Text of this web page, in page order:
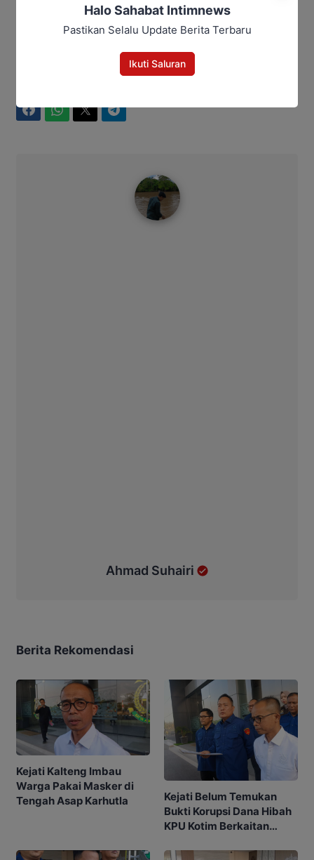
Ditsamapta Polda Kalteng Irjen Pol Iwan Kurniawan
Ahmad Suhairi
Berita Rekomendasi
Kejati Kalteng Imbau
Warga Pakai Masker di
Tengah Asap Karhutla
Kejati Belum Temukan
Bukti Korupsi Dana Hibah
KPU Kotim Berkaitan
Halo Sahabat Intimnews
Pastikan Selalu Update Berita Terbaru
Ikuti Saluran